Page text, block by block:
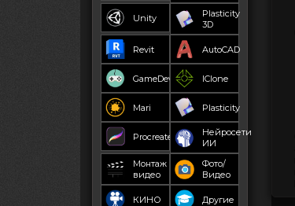
Unity
Plasticity
3D
Revit AutoCAD
GameDev IClone
Mari Plasticity
Procreate
Нейросети
ИИ
Монтаж
видео
Фото/
Видео
КИНО Другие